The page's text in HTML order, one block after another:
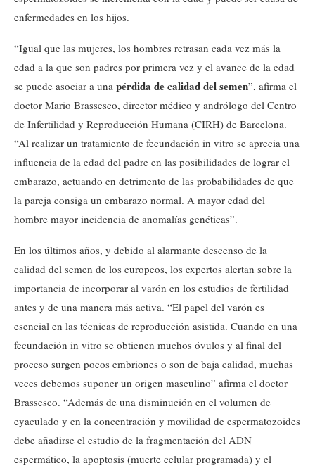
enfermedades en los hijos.
“Igual que las mujeres, los hombres retrasan cada vez más la
edad a la que son padres por primera vez y el avance de la edad
se puede asociar a una pérdida de calidad del semen”, afirma el
doctor Mario Brassesco, director médico y andrólogo del Centro
de Infertilidad y Reproducción Humana (CIRH) de Barcelona.
“Al realizar un tratamiento de fecundación in vitro se aprecia una
influencia de la edad del padre en las posibilidades de lograr el
embarazo, actuando en detrimento de las probabilidades de que
la pareja consiga un embarazo normal. A mayor edad del
hombre mayor incidencia de anomalías genéticas”.
En los últimos años, y debido al alarmante descenso de la
calidad del semen de los europeos, los expertos alertan sobre la
importancia de incorporar al varón en los estudios de fertilidad
antes y de una manera más activa. “El papel del varón es
esencial en las técnicas de reproducción asistida. Cuando en una
fecundación in vitro se obtienen muchos óvulos y al final del
proceso surgen pocos embriones o son de baja calidad, muchas
veces debemos suponer un origen masculino” afirma el doctor
Brassesco. “Además de una disminución en el volumen de
eyaculado y en la concentración y movilidad de espermatozoides
debe añadirse el estudio de la fragmentación del ADN
espermático, la apoptosis (muerte celular programada) y el